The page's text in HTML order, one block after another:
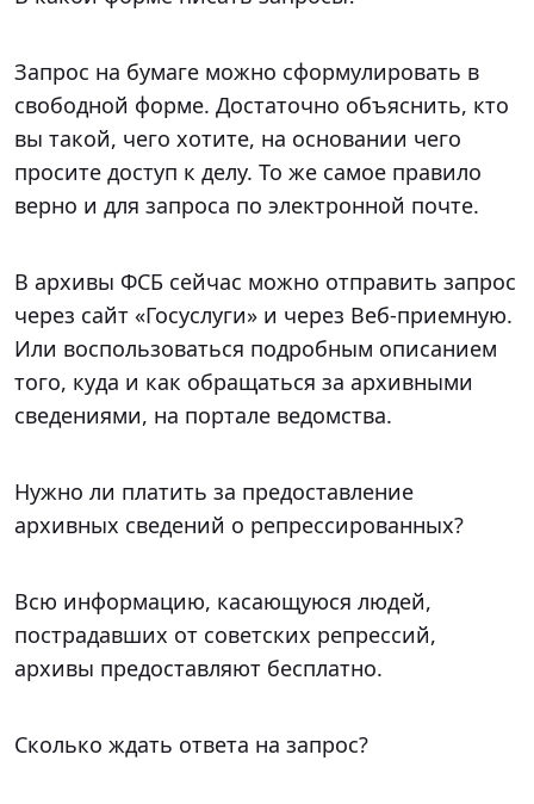
Запрос на бумаге можно сформулировать в
свободной форме. Достаточно объяснить, кто
вы такой, чего хотите, на основании чего
просите доступ к делу. То же самое правило
верно и для запроса по электронной почте.
В архивы ФСБ сейчас можно отправить запрос
через сайт «Госуслуги» и через Веб-приемную.
Или воспользоваться подробным описанием
того, куда и как обращаться за архивными
сведениями, на портале ведомства.
Нужно ли платить за предоставление
архивных сведений о репрессированных?
Всю информацию, касающуюся людей,
пострадавших от советских репрессий,
архивы предоставляют бесплатно.
Сколько ждать ответа на запрос?